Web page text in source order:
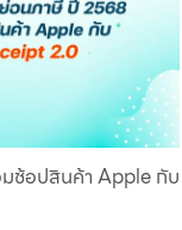
ช้อปสินค้า Apple กับ